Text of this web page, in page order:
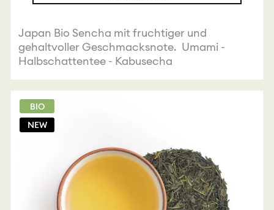
Japan Bio Sencha mit fruchtiger und
gehaltvoller Geschmacksnote. Umami -
Halbschattentee - Kabusecha
BIO
NEW